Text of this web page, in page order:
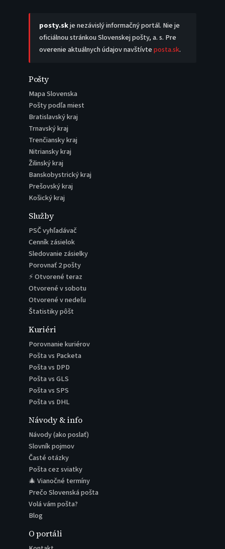
posty.skje nezávislý informačný portál. Nie je
oficiálnou stránkou Slovenskej pošty, a. s. Pre
overenie aktuálnych údajov navštívteposta.sk.
Pošty
Mapa Slovenska
Pošty podľa miest
Bratislavský kraj
Trnavský kraj
Trenčiansky kraj
Nitriansky kraj
Žilinský kraj
Banskobystrický kraj
Prešovský kraj
Košický kraj
Služby
PSČ vyhľadávač
Cenník zásielok
Sledovanie zásielky
Porovnať 2 pošty
⚡ Otvorené teraz
Otvorené v sobotu
Otvorené v nedeľu
Štatistiky pôšt
Kuriéri
Porovnanie kuriérov
Pošta vs Packeta
Pošta vs DPD
Pošta vs GLS
Pošta vs SPS
Pošta vs DHL
Návody & info
Návody (ako poslať)
Slovník pojmov
Časté otázky
Pošta cez sviatky
🎄 Vianočné termíny
Prečo Slovenská pošta
Volá vám pošta?
Blog
O portáli